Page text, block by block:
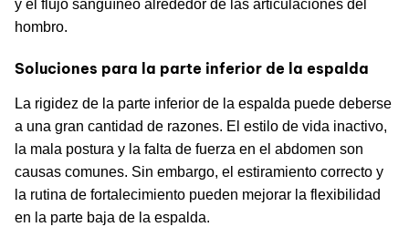
y el flujo sanguíneo alrededor de las articulaciones del
hombro.
Soluciones para la parte inferior de la espalda
La rigidez de la parte inferior de la espalda puede deberse
a una gran cantidad de razones. El estilo de vida inactivo,
la mala postura y la falta de fuerza en el abdomen son
causas comunes. Sin embargo, el estiramiento correcto y
la rutina de fortalecimiento pueden mejorar la flexibilidad
en la parte baja de la espalda.